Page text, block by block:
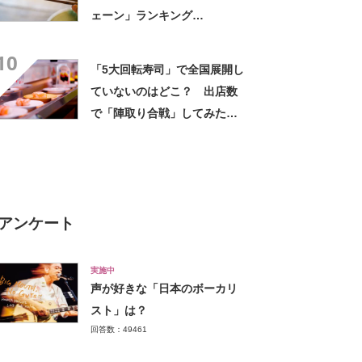
ェーン」ランキング
「5大回転寿司」で全国展開し
ていないのはどこ？ 出店数
で「陣取り合戦」してみたら
ンケート
実施中
声が好きな「日本のボーカリ
スト」は？
回答数：49461